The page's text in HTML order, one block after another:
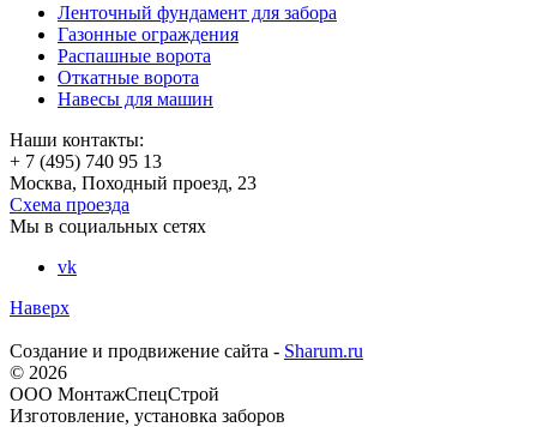
Ленточный фундамент для забора
Газонные ограждения
Распашные ворота
Откатные ворота
Навесы для машин
Наши контакты:
+ 7 (495) 740 95 13
Москва, Походный проезд, 23
Схема проезда
Мы в социальных сетях
vk
Наверх
Создание и продвижение сайта - Sharum.ru
© 2026
ООО МонтажСпецСтрой
Изготовление, установка заборов